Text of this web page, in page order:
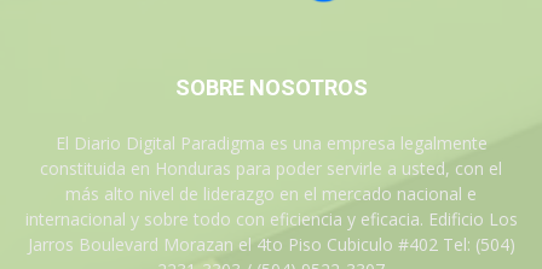
SOBRE NOSOTROS
El Diario Digital Paradigma es una empresa legalmente
constituida en Honduras para poder servirle a usted, con el
más alto nivel de liderazgo en el mercado nacional e
internacional y sobre todo con eficiencia y eficacia. Edificio Los
Jarros Boulevard Morazan el 4to Piso Cubiculo #402 Tel: (504)